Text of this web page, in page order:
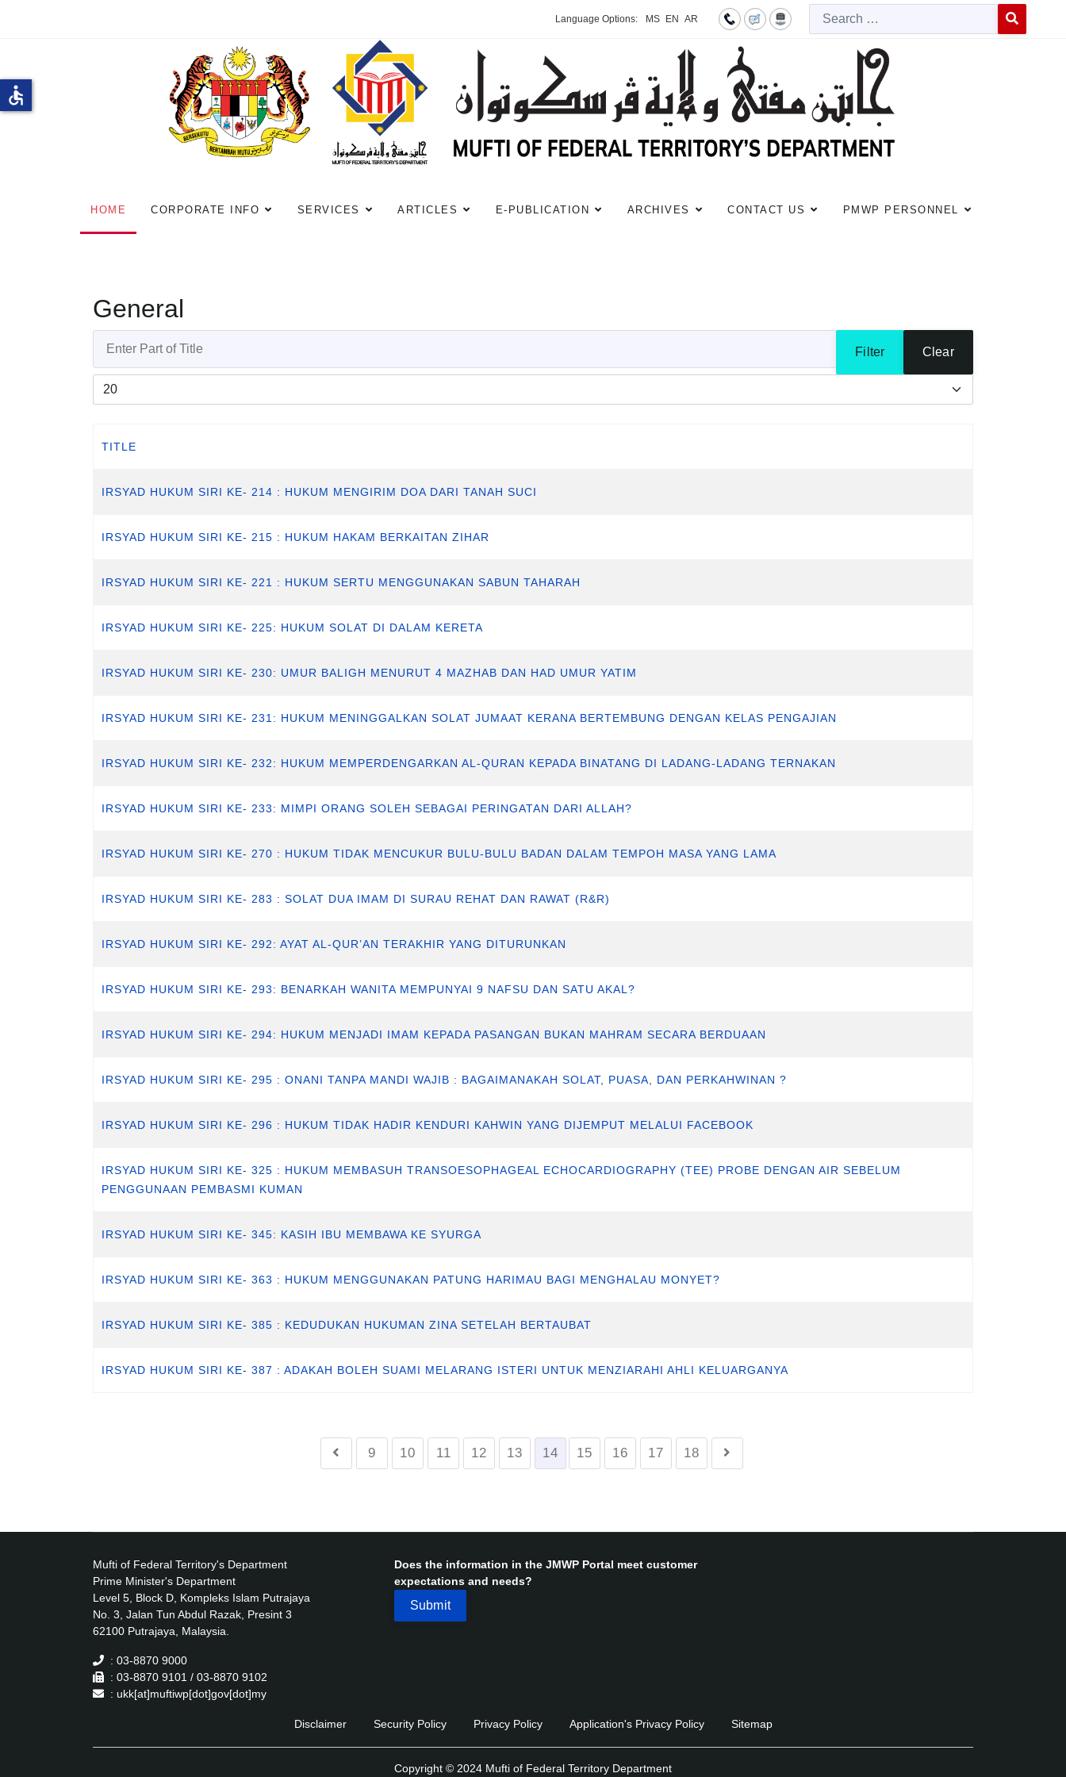
Language Options: MS EN AR
HOME CORPORATE INFO SERVICES ARTICLES E-PUBLICATION ARCHIVES CONTACT US PMWP PERSONNEL
General
Enter Part of Title
Filter Clear
Display #
TITLE
IRSYAD HUKUM SIRI KE- 214 : HUKUM MENGIRIM DOA DARI TANAH SUCI
IRSYAD HUKUM SIRI KE- 215 : HUKUM HAKAM BERKAITAN ZIHAR
IRSYAD HUKUM SIRI KE- 221 : HUKUM SERTU MENGGUNAKAN SABUN TAHARAH
IRSYAD HUKUM SIRI KE- 225: HUKUM SOLAT DI DALAM KERETA
IRSYAD HUKUM SIRI KE- 230: UMUR BALIGH MENURUT 4 MAZHAB DAN HAD UMUR YATIM
IRSYAD HUKUM SIRI KE- 231: HUKUM MENINGGALKAN SOLAT JUMAAT KERANA BERTEMBUNG DENGAN KELAS PENGAJIAN
IRSYAD HUKUM SIRI KE- 232: HUKUM MEMPERDENGARKAN AL-QURAN KEPADA BINATANG DI LADANG-LADANG TERNAKAN
IRSYAD HUKUM SIRI KE- 233: MIMPI ORANG SOLEH SEBAGAI PERINGATAN DARI ALLAH?
IRSYAD HUKUM SIRI KE- 270 : HUKUM TIDAK MENCUKUR BULU-BULU BADAN DALAM TEMPOH MASA YANG LAMA
IRSYAD HUKUM SIRI KE- 283 : SOLAT DUA IMAM DI SURAU REHAT DAN RAWAT (R&R)
IRSYAD HUKUM SIRI KE- 292: AYAT AL-QUR’AN TERAKHIR YANG DITURUNKAN
IRSYAD HUKUM SIRI KE- 293: BENARKAH WANITA MEMPUNYAI 9 NAFSU DAN SATU AKAL?
IRSYAD HUKUM SIRI KE- 294: HUKUM MENJADI IMAM KEPADA PASANGAN BUKAN MAHRAM SECARA BERDUAAN
IRSYAD HUKUM SIRI KE- 295 : ONANI TANPA MANDI WAJIB : BAGAIMANAKAH SOLAT, PUASA, DAN PERKAHWINAN ?
IRSYAD HUKUM SIRI KE- 296 : HUKUM TIDAK HADIR KENDURI KAHWIN YANG DIJEMPUT MELALUI FACEBOOK
IRSYAD HUKUM SIRI KE- 325 : HUKUM MEMBASUH TRANSOESOPHAGEAL ECHOCARDIOGRAPHY (TEE) PROBE DENGAN AIR SEBELUM
PENGGUNAAN PEMBASMI KUMAN
IRSYAD HUKUM SIRI KE- 345: KASIH IBU MEMBAWA KE SYURGA
IRSYAD HUKUM SIRI KE- 363 : HUKUM MENGGUNAKAN PATUNG HARIMAU BAGI MENGHALAU MONYET?
IRSYAD HUKUM SIRI KE- 385 : KEDUDUKAN HUKUMAN ZINA SETELAH BERTAUBAT
IRSYAD HUKUM SIRI KE- 387 : ADAKAH BOLEH SUAMI MELARANG ISTERI UNTUK MENZIARAHI AHLI KELUARGANYA
9 10 11 12 13 14 15 16 17 18
Mufti of Federal Territory's Department
Prime Minister's Department
Level 5, Block D, Kompleks Islam Putrajaya
No. 3, Jalan Tun Abdul Razak, Presint 3
62100 Putrajaya, Malaysia.
: 03-8870 9000
: 03-8870 9101 / 03-8870 9102
: ukk[at]muftiwp[dot]gov[dot]my
Does the information in the JMWP Portal meet customer
expectations and needs?
Disclaimer Security Policy Privacy Policy Application's Privacy Policy Sitemap
Copyright © 2024 Mufti of Federal Territory Department
accessible